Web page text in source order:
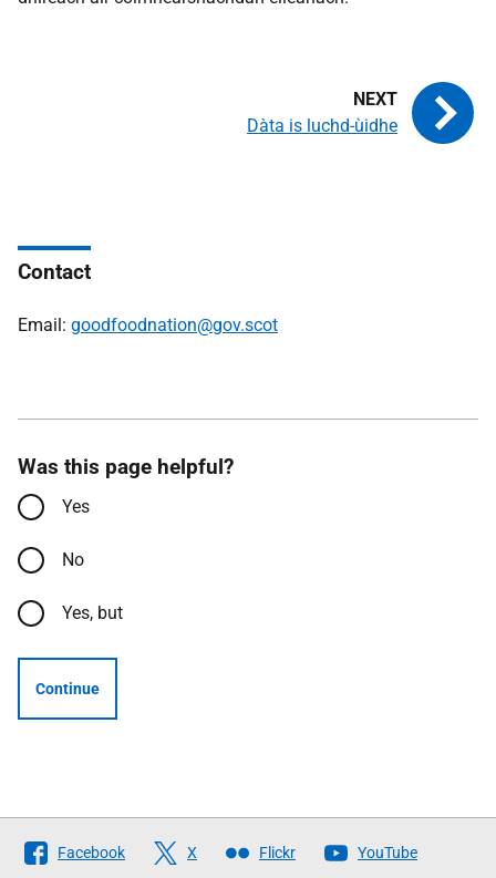
Dàta is luchd-ùidhe
Contact
Email: goodfoodnation@gov.scot
Was this page helpful?
Yes
No
Yes, but
Continue
Follow
The
Facebook X Flickr YouTube